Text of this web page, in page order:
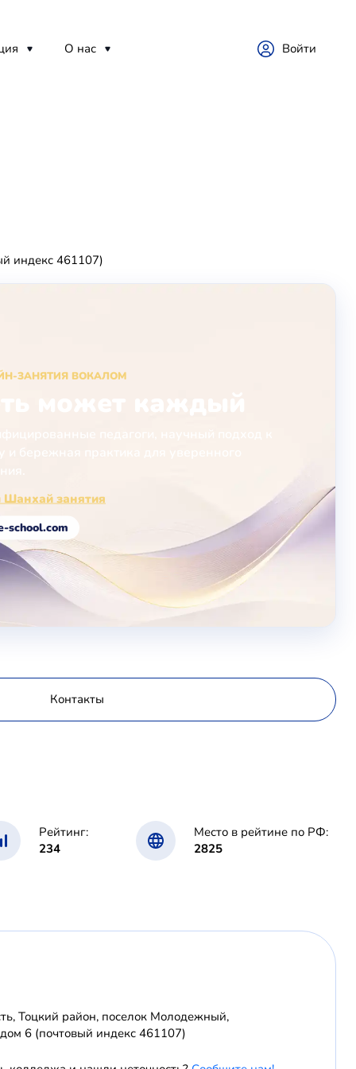
О нас Войти
индекс 461107)
ЗАНЯТИЯ ВОКАЛОМ
Шанхай занятия
school.com
Контакты
Рейтинг:
234
Место в рейтине по РФ:
2825
Тоцкий район, поселок Молодежный,
6 (почтовый индекс 461107)